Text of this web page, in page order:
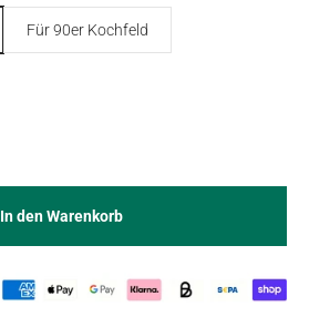
Für 90er Kochfeld
In den Warenkorb